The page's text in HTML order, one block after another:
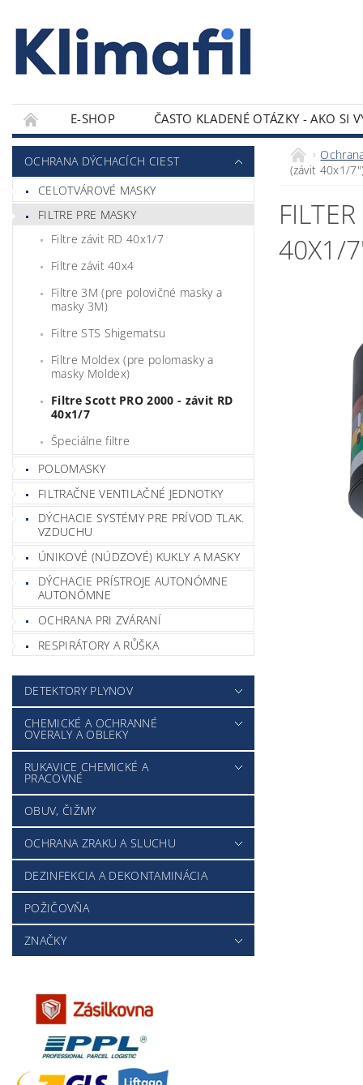
E-SHOP
ČASTO KLADENÉ OTÁZKY - AKO SI
KONTAKTY
OCHRANA DÝCHACÍCH CIEST
CELOTVÁROVÉ MASKY
FILTRE PRE MASKY
Filtre závit RD 40x1/7
Filtre závit 40x4
Filtre 3M (pre polovičné masky a
masky 3M)
Filtre STS Shigematsu
Filtre Moldex (pre polomasky a
masky Moldex)
Filtre Scott PRO 2000 - závit RD
40x1/7
Špeciálne filtre
POLOMASKY
FILTRAČNE VENTILAČNÉ JEDNOTKY
DÝCHACIE SYSTÉMY PRE PRÍVOD TLAK.
VZDUCHU
ÚNIKOVÉ (NÚDZOVÉ) KUKLY A MASKY
DÝCHACIE PRÍSTROJE AUTONÓMNE
AUTONÓMNE
OCHRANA PRI ZVÁRANÍ
RESPIRÁTORY A RŮŠKA
DETEKTORY PLYNOV
CHEMICKÉ A OCHRANNÉ
OVERALY A OBLEKY
RUKAVICE CHEMICKÉ A
PRACOVNÉ
OBUV, ČIŽMY
OCHRANA ZRAKU A SLUCHU
DEZINFEKCIA A DEKONTAMINÁCIA
POŽIČOVŇA
ZNAČKY
(závit 40x1/
40X1/